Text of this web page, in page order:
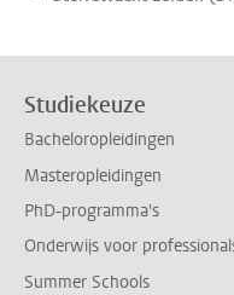
Studiekeuze
Bacheloropleidingen
Masteropleidingen
PhD-programma's
Onderwijs voor
Summer Schools